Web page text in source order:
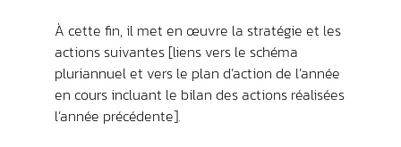
ACTUALITÉS
À cette fin, il met en œuvre la stratégie et les
actions suivantes [liens vers le schéma
pluriannuel et vers le plan d’action de l’année
en cours incluant le bilan des actions réalisées
l’année précédente].